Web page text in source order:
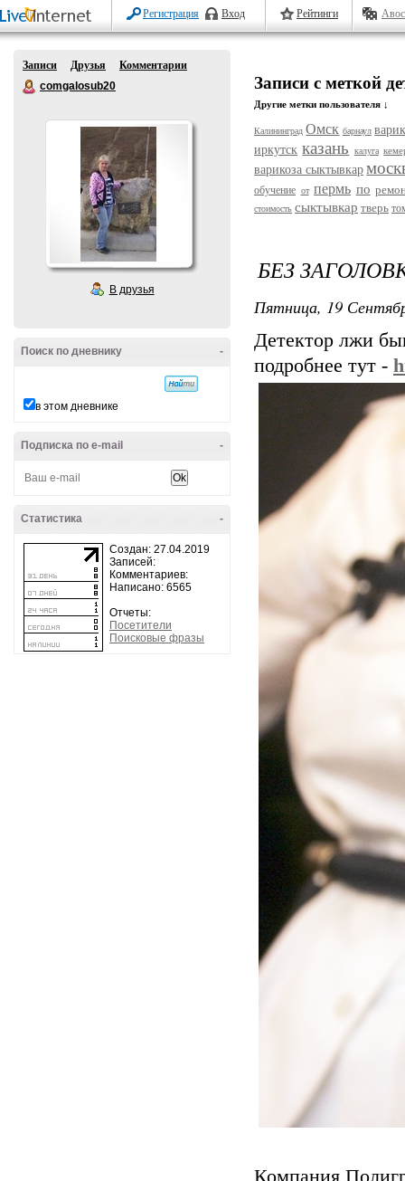
Регистрация Вход Рейтинги
Записи Друзья
Комментарии
comgalosub20
В друзья
-
Поиск по дневнику
в этом дневнике
-
Подписка по e-mail
-
Статистика
Создан: 27.04.2019
Записей:
Комментариев:
Написано: 6565
Отчеты:
Посетители
Поисковые фразы
Записи с меткой
Другие метки пользователя ↓
Калининград Омск барнаул
иркутск казань калуга
варикоза сыктывкар
обучение от пермь по
стоимость сыктывкар тверь
БЕЗ
Пятница, 19
Детектор лжи
подробнее тут -
Компания